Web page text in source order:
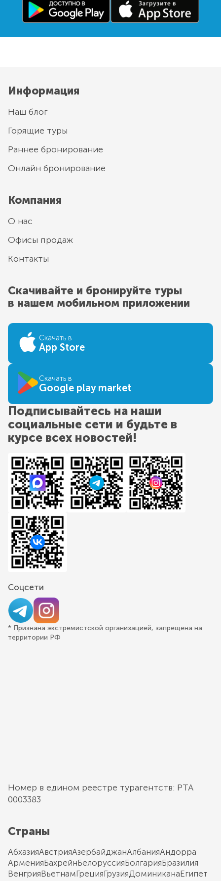
Информация
Наш блог
Горящие туры
Раннее бронирование
Онлайн бронирование
Компания
О нас
Офисы продаж
Контакты
Скачивайте и бронируйте туры
в нашем мобильном приложении
Скачать в
App Store
Скачать в
Google play market
Подписывайтесь на наши
социальные сети и будьте в
курсе всех новостей!
Соцсети
* Признана экстремистской организацией, запрещена на
территории РФ
Номер в едином реестре турагентств: РТА
0003383
Страны
АбхазияАвстрияАзербайджанАлбанияАндорра
АрменияБахрейнБелоруссияБолгарияБразилия
ВенгрияВьетнамГрецияГрузияДоминиканаЕгипет